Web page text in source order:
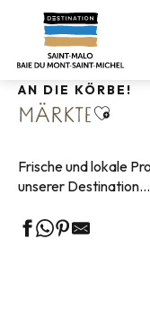
contenu
Startseite
AN DIE KÖRBE!
MÄRKTE
Frische und lokale
unserer